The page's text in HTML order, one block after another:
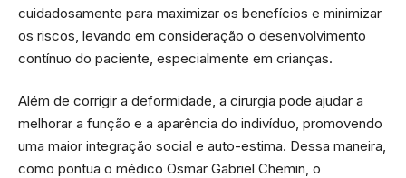
cuidadosamente para maximizar os benefícios e minimizar
os riscos, levando em consideração o desenvolvimento
contínuo do paciente, especialmente em crianças.
Além de corrigir a deformidade, a cirurgia pode ajudar a
melhorar a função e a aparência do indivíduo, promovendo
uma maior integração social e auto-estima. Dessa maneira,
como pontua o médico Osmar Gabriel Chemin, o